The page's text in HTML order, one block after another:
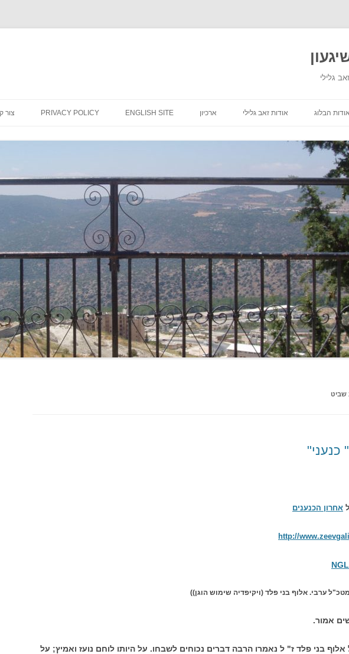
גלילי
אודות הבלוג אודות זאב גלילי ארכיון ENGLISH SITE
PRIVACY POLICY צור
שביט
כנעני"
אחרון הכנענים
http://
ערבי. אלוף בני פלד (ויקיפדיה שימוש הוגן))
אמור.
בני פלד ז" ל נאמרו הרבה דברים נכוחים לשבחו. על היותו לוחם נועז ואמיץ; על